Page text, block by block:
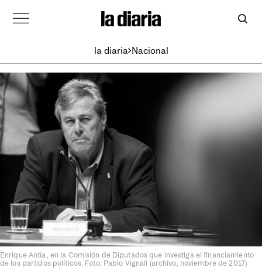
la diaria Nacional
Enrique Antía, en la Comisión de Diputados que investiga el financiamiento
de los partidos políticos. Foto: Pablo Vignali (archivo, noviembre de 2017)